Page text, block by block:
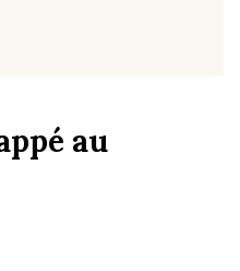
au